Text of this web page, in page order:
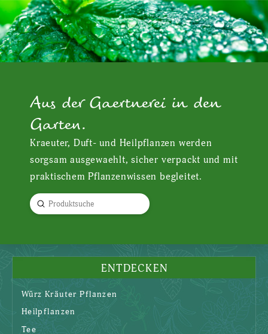
Aus der Gaertnerei in den
Garten.
Kraeuter, Duft- und Heilpflanzen werden
sorgsam ausgewaehlt, sicher verpackt und mit
praktischem Pflanzenwissen begleitet.
Search
Submit
ENTDECKEN
Würz Kräuter Pflanzen
Heilpflanzen
Tee